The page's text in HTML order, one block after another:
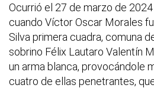
Ocurrió el 27 de marzo de
cuando Víctor Oscar Morales
Silva primera cuadra, comuna
sobrino Félix Lautaro Valentín
un arma blanca, provocándole
cuatro de ellas penetrantes,